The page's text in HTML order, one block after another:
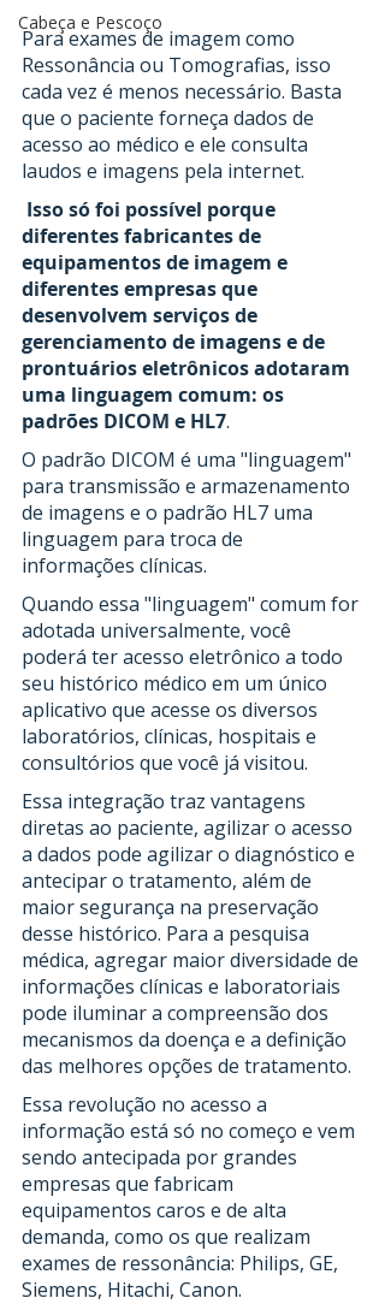
Cabeça e Pescoço
Para exames de imagem como
Ressonância ou Tomografias, isso
cada vez é menos necessário. Basta
que o paciente forneça dados de
acesso ao médico e ele consulta
laudos e imagens pela internet.
Isso só foi possível porque
diferentes fabricantes de
equipamentos de imagem e
diferentes empresas que
desenvolvem serviços de
gerenciamento de imagens e de
prontuários eletrônicos adotaram
uma linguagem comum: os
padrões DICOM e HL7.
O padrão DICOM é uma "linguagem"
para transmissão e armazenamento
de imagens e o padrão HL7 uma
linguagem para troca de
informações clínicas.
Quando essa "linguagem" comum for
adotada universalmente, você
poderá ter acesso eletrônico a todo
seu histórico médico em um único
aplicativo que acesse os diversos
laboratórios, clínicas, hospitais e
consultórios que você já visitou.
Essa integração traz vantagens
diretas ao paciente, agilizar o acesso
a dados pode agilizar o diagnóstico e
antecipar o tratamento, além de
maior segurança na preservação
desse histórico. Para a pesquisa
médica, agregar maior diversidade de
informações clínicas e laboratoriais
pode iluminar a compreensão dos
mecanismos da doença e a definição
das melhores opções de tratamento.
Essa revolução no acesso a
informação está só no começo e vem
sendo antecipada por grandes
empresas que fabricam
equipamentos caros e de alta
demanda, como os que realizam
exames de ressonância: Philips, GE,
Siemens, Hitachi, Canon.